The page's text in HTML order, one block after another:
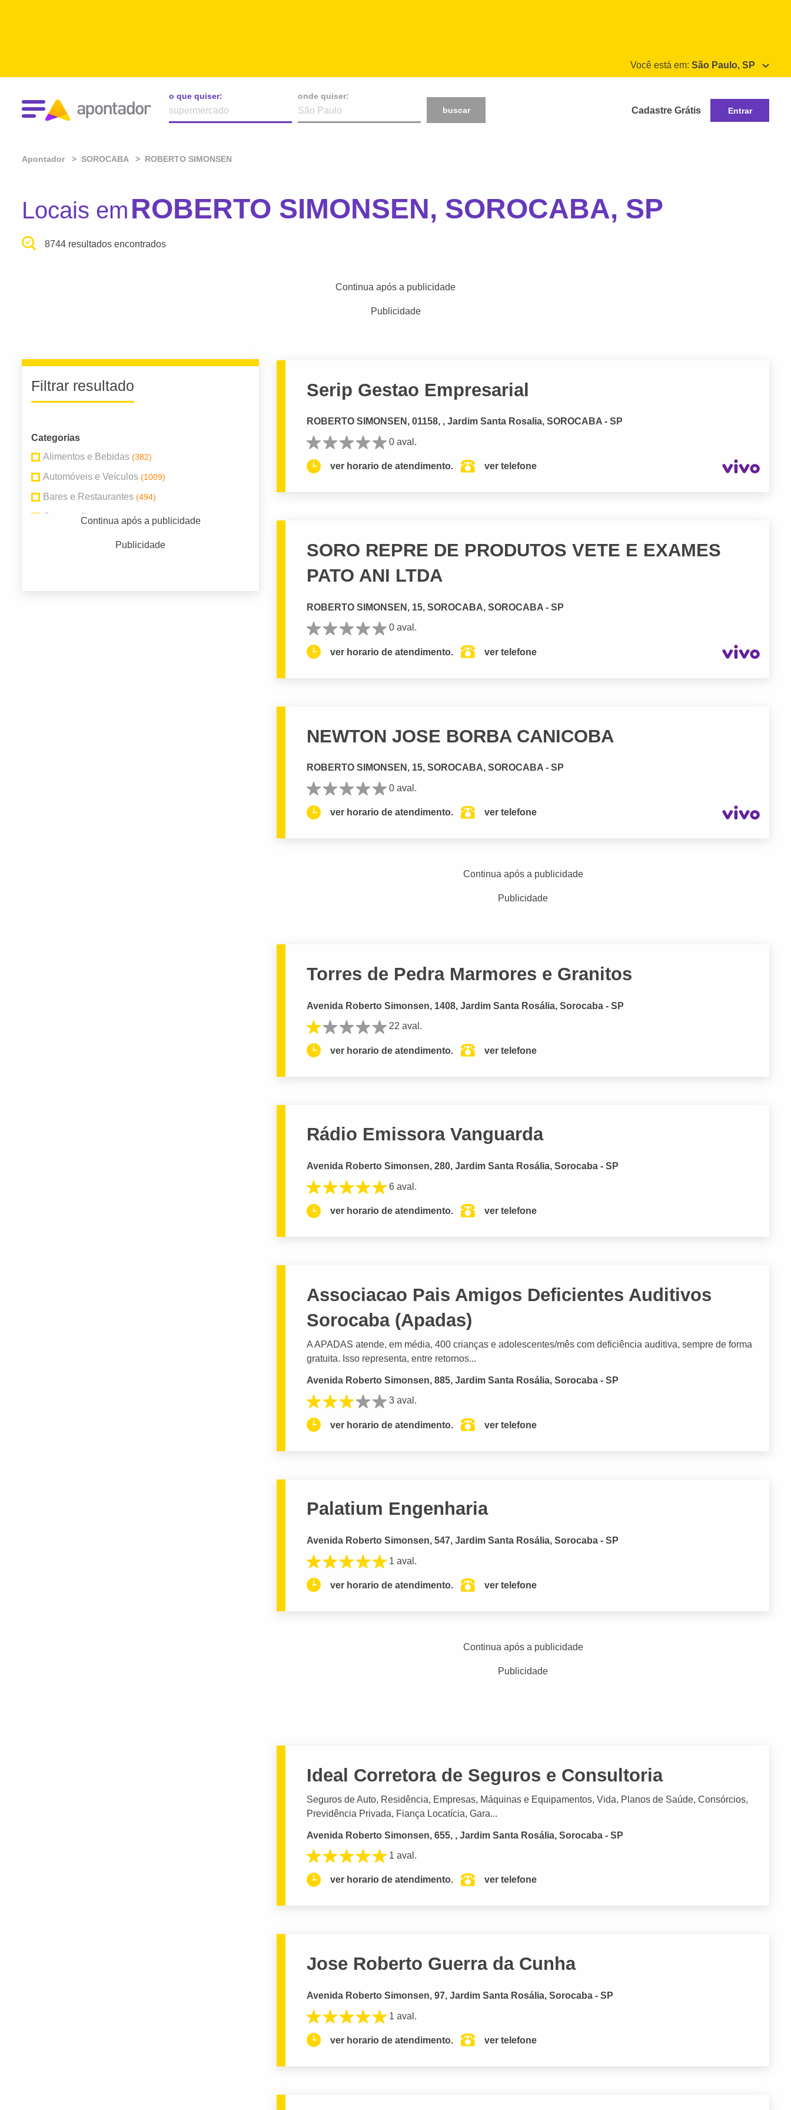
Você está em: São Paulo, SP
o que quiser:
onde quiser:
buscar
Cadastre Grátis Entrar
Apontador SOROCABA ROBERTO SIMONSEN
Locais em ROBERTO SIMONSEN, SOROCABA, SP
8744 resultados encontrados
Continua após a publicidade
Publicidade
Filtrar resultado
Categorias
Alimentos e Bebidas (382)
Automóveis e Veículos (1009)
Bares e Restaurantes (494)
Construção(686)
Continua após a publicidade
Publicidade
Serip Gestao Empresarial
ROBERTO SIMONSEN, 01158, , Jardim Santa Rosalia, SOROCABA - SP
0 aval.
ver horario de atendimento. ver telefone
SORO REPRE DE PRODUTOS VETE E EXAMES
PATO ANI LTDA
ROBERTO SIMONSEN, 15, SOROCABA, SOROCABA - SP
0 aval.
ver horario de atendimento. ver telefone
NEWTON JOSE BORBA CANICOBA
ROBERTO SIMONSEN, 15, SOROCABA, SOROCABA - SP
0 aval.
ver horario de atendimento. ver telefone
Continua após a publicidade
Publicidade
Torres de Pedra Marmores e Granitos
Avenida Roberto Simonsen, 1408, Jardim Santa Rosália, Sorocaba - SP
22 aval.
ver horario de atendimento. ver telefone
Rádio Emissora Vanguarda
Avenida Roberto Simonsen, 280, Jardim Santa Rosália, Sorocaba - SP
6 aval.
ver horario de atendimento. ver telefone
Associacao Pais Amigos Deficientes Auditivos
Sorocaba (Apadas)
A APADAS atende, em média, 400 crianças e adolescentes/mês com deficiência auditiva, sempre de forma
gratuita. Isso representa, entre retornos...
Avenida Roberto Simonsen, 885, Jardim Santa Rosália, Sorocaba - SP
3 aval.
ver horario de atendimento. ver telefone
Palatium Engenharia
Avenida Roberto Simonsen, 547, Jardim Santa Rosália, Sorocaba - SP
1 aval.
ver horario de atendimento. ver telefone
Continua após a publicidade
Publicidade
Ideal Corretora de Seguros e Consultoria
Seguros de Auto, Residência, Empresas, Máquinas e Equipamentos, Vida, Planos de Saúde, Consórcios,
Previdência Privada, Fiança Locatícia, Gara...
Avenida Roberto Simonsen, 655, , Jardim Santa Rosália, Sorocaba - SP
1 aval.
ver horario de atendimento. ver telefone
Jose Roberto Guerra da Cunha
Avenida Roberto Simonsen, 97, Jardim Santa Rosália, Sorocaba - SP
1 aval.
ver horario de atendimento. ver telefone